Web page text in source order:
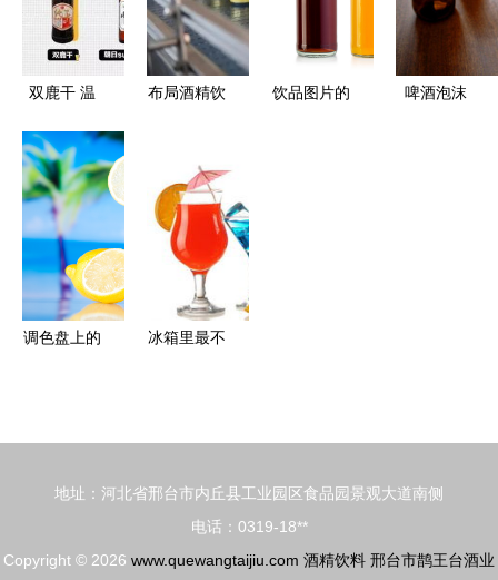
行榜解读
精饮料
奖”之深度
解读
双鹿干 温
解压符
布局酒精饮
打水新品，
跨界战略谋
新变
饮品图片的
啤酒泡沫
调色盘上的
冰箱里最不
榜
地址：河北省邢台市内丘县工业园区食品园景观大道南侧
电话：0319-18**
Copyright © 2026 www.quewangtaijiu.com 酒精饮料 邢台市鹊王台酒业